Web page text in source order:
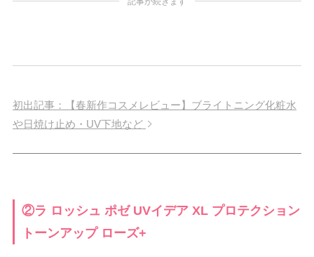
初出記事：【春新作コスメレビュー】ブライトニング化粧水
や日焼け止め・UV下地など
②ラ ロッシュ ポゼ UVイデア XL プロテクション
トーンアップ ローズ+